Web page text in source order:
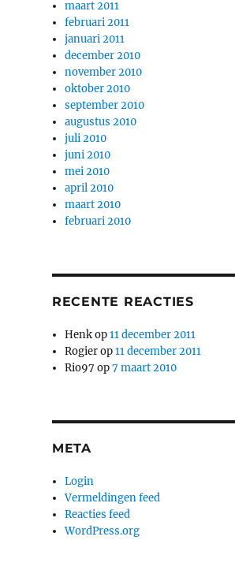
maart 2011
februari 2011
januari 2011
december 2010
november 2010
oktober 2010
september 2010
augustus 2010
juli 2010
juni 2010
mei 2010
april 2010
maart 2010
februari 2010
RECENTE REACTIES
Henkop11 december 2011
Rogierop11 december 2011
Rio97 op7 maart 2010
META
Login
Vermeldingen feed
Reacties feed
WordPress.org